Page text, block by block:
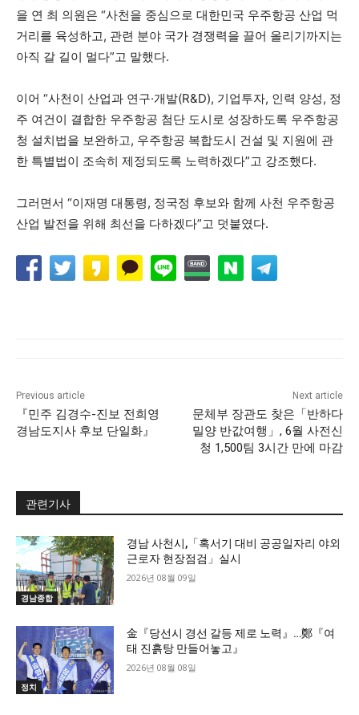
을 연 최 의원은 “사천을 중심으로 대한민국 우주항공 산업 먹
거리를 육성하고, 관련 분야 국가 경쟁력을 끌어 올리기까지는
아직 갈 길이 멀다”고 말했다.
이어 “사천이 산업과 연구·개발(R&D), 기업투자, 인력 양성, 정
주 여건이 결합한 우주항공 첨단 도시로 성장하도록 우주항공
청 설치법을 보완하고, 우주항공 복합도시 건설 및 지원에 관
한 특별법이 조속히 제정되도록 노력하겠다”고 강조했다.
그러면서 “이재명 대통령, 정국정 후보와 함께 사천 우주항공
산업 발전을 위해 최선을 다하겠다”고 덧붙였다.
Previous article
『민주 김경수-진보 전희영
경남도지사 후보 단일화』
Next article
문체부 장관도 찾은「반하다
밀양 반값여행」, 6월 사전신
청 1,500팀 3시간 만에 마감
관련기사
경남종합
경남 사천시,「혹서기 대비 공공일자리 야외
근로자 현장점검」실시
2026년 08월 09일
정치
金『당선시 경선 갈등 제로 노력』…鄭『여
태 진흙탕 만들어놓고』
2026년 08월 08일